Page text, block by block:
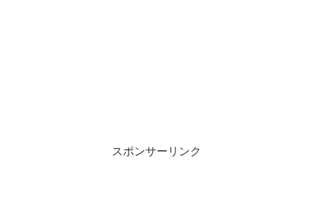
スポンサーリンク